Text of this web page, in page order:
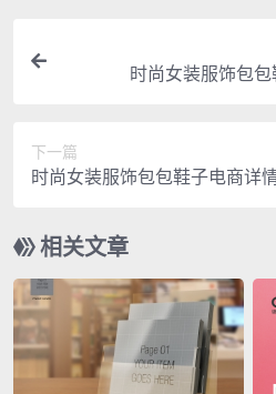
时尚女装服饰包
下一篇
时尚女装服饰包包鞋子电商详
相关文章